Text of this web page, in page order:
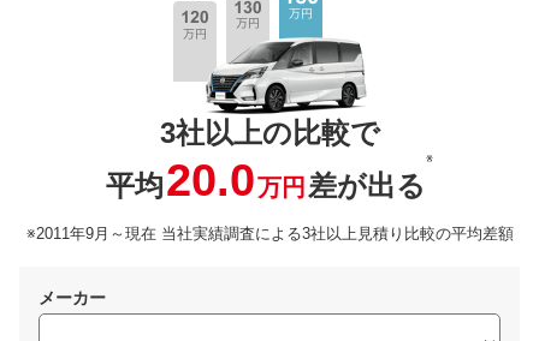
3社以上の比較で
平均20.0万円 差が出る
※
※2011年9月～現在 当社実績調査による3社以上見積り比較の平均差額
メーカー